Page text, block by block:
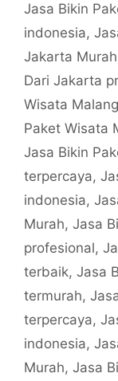
Jasa Bikin
indonesia,
Jakarta Murah
Dari Jakarta
Wisata
Paket Wisata
Jasa Bikin
terpercaya,
indonesia,
Murah, Jasa
profesional,
terbaik, Jasa
termurah,
terpercaya,
indonesia,
Murah, Jasa